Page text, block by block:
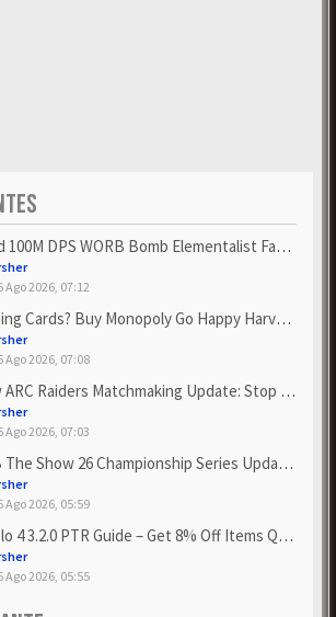
DPS WORB Bomb Elementalist Fast - Grab POE Curren...
2026, 07:12
Cards? Buy Monopoly Go Happy Harvest with Looney Tun...
Ago 2026, 07:08
Raiders Matchmaking Update: Stop Failed - Grab Bluep...
2026, 07:03
Show 26 Championship Series Update! Get Cheap & ...
Ago 2026, 05:59
4 3.2.0 PTR Guide – Get 8% Off Items Quickly to Test ...
Ago 2026, 05:55